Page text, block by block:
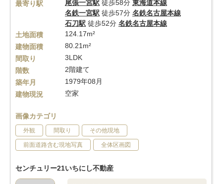
最寄り駅
尾張一宮駅 徒歩58分 東海道本線
名鉄一宮駅 徒歩57分 名鉄名古屋本線
石刀駅 徒歩52分 名鉄名古屋本線
土地面積
124.17m²
建物面積
80.21m²
間取り
3LDK
階数
2階建て
築年月
1979年08月
建物現況
空家
画像カテゴリ
外観 間取り その他現地
前面道路含む現地写真 全体区画図
センチュリー21いちにし不動産